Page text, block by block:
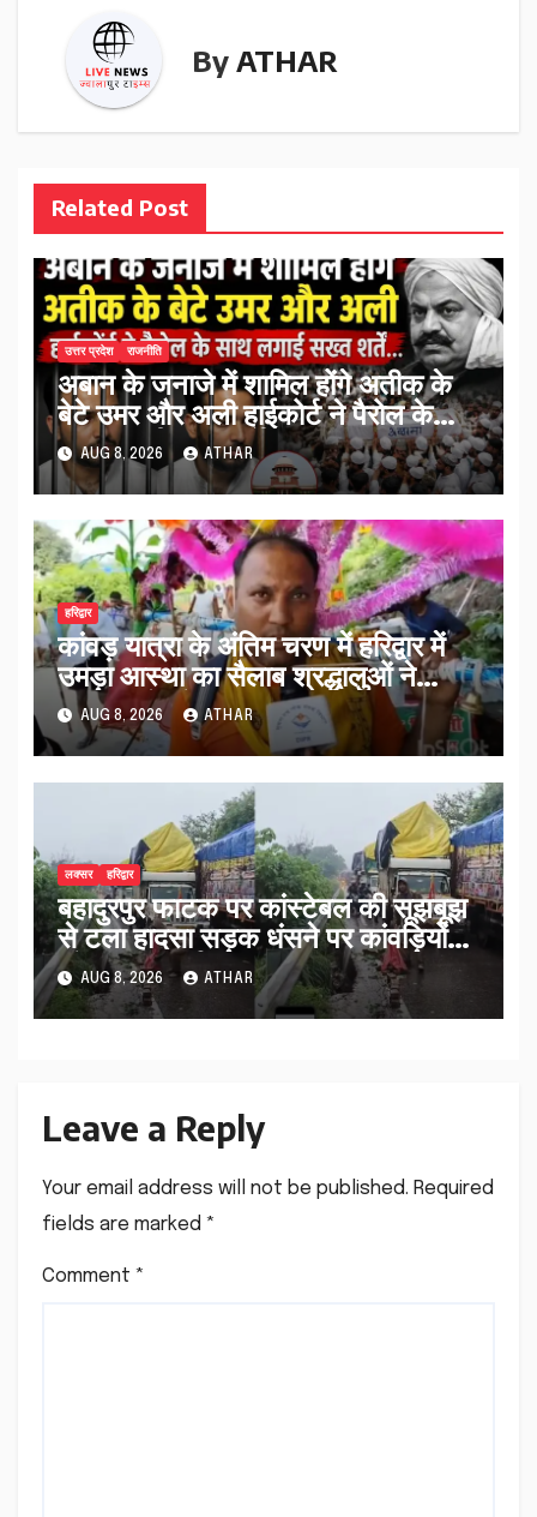
By ATHAR
Related Post
उत्तर प्रदेश राजनीति
अबान के जनाजे में शामिल होंगे अतीक के
बेटे उमर और अली हाईकोर्ट ने पैरोल के
साथ लगाईं सख्त शर्तें…
AUG 8, 2026 ATHAR
हरिद्वार
कांवड़ यात्रा के अंतिम चरण में हरिद्वार में
उमड़ा आस्था का सैलाब श्रद्धालुओं ने
व्यवस्थाओं को सराहा…
AUG 8, 2026 ATHAR
लक्सर हरिद्वार
बहादुरपुर फाटक पर कांस्टेबल की सूझबूझ
से टला हादसा सड़क धंसने पर कांवड़ियों
को किया अलर्ट…
AUG 8, 2026 ATHAR
Leave a Reply
Your email address will not be published. Required
fields are marked *
Comment *